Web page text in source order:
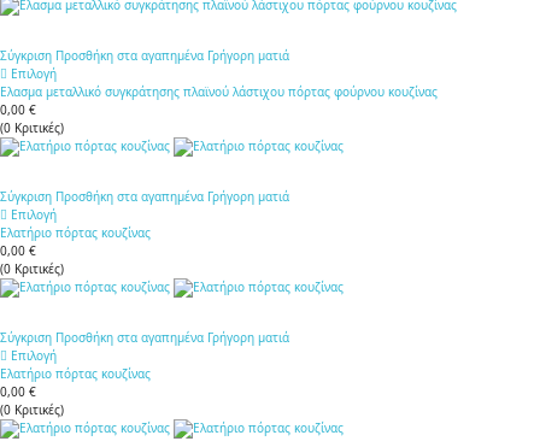
Σύγκριση Προσθήκη στα αγαπημένα Γρήγορη ματιά
Επιλογή
Ελασμα μεταλλικό συγκράτησης πλαϊνού λάστιχου πόρτας φούρνου κουζίνας
0,00 €
(0 Κριτικές)
Σύγκριση Προσθήκη στα αγαπημένα Γρήγορη ματιά
Επιλογή
Ελατήριο πόρτας κουζίνας
0,00 €
(0 Κριτικές)
Σύγκριση Προσθήκη στα αγαπημένα Γρήγορη ματιά
Επιλογή
Ελατήριο πόρτας κουζίνας
0,00 €
(0 Κριτικές)